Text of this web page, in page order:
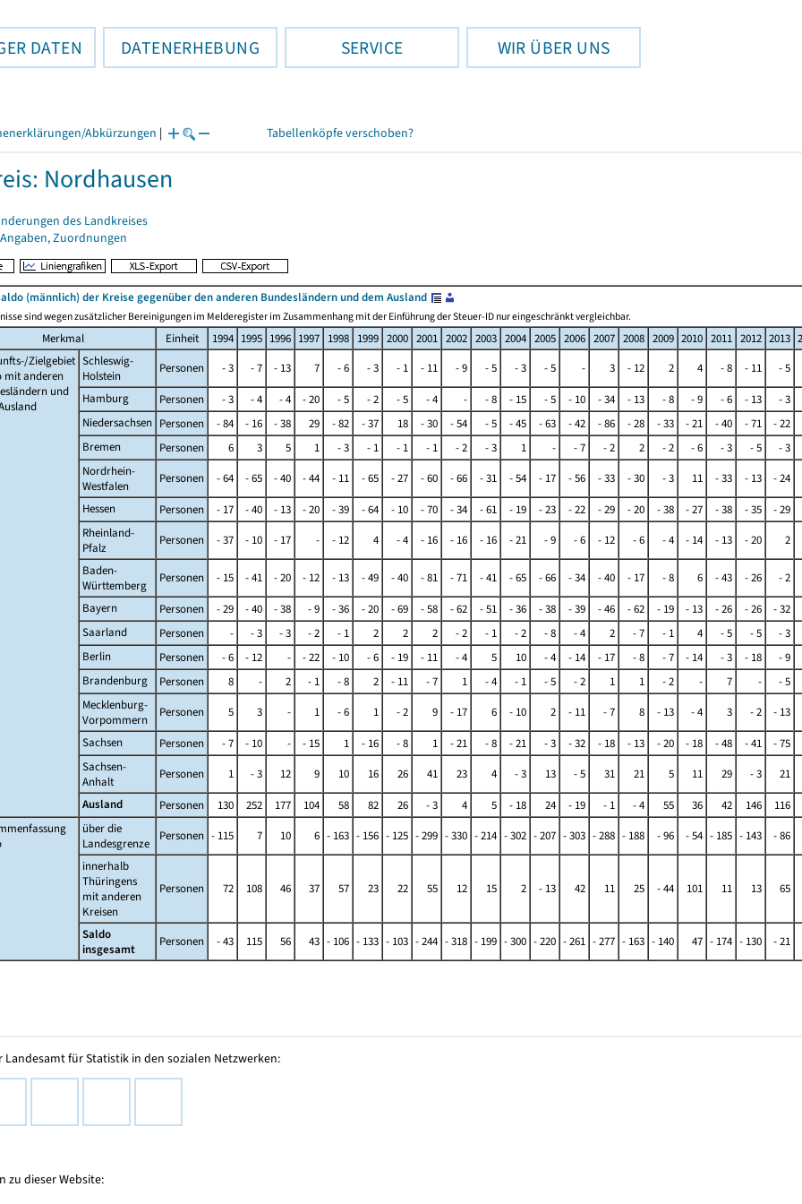
DATEN DATENERHEBUNG SERVICE WIR ÜBER UNS
Abkürzungen | Tabellenköpfe verschoben?
Nordhausen
des Landkreises
Zuordnungen
(männlich) der Kreise gegenüber den anderen Bundesländern und dem Ausland
sind wegen zusätzlicher Bereinigungen im Melderegister im Zusammenhang mit der Einführung der Steuer-ID nur eingeschränkt vergleichbar.
Merkmal Einheit 1994 1995 1996 1997 1998 1999 2000 2001 2002 2003 2004 2005 2006 2007 2008 2009 2010 2011 2012 2013
Zielgebiet
mit anderen
und
Schleswig-
Holstein
Personen - 3 - 7 - 13 7 - 6 - 3 - 1 - 11 - 9 - 5 - 3 - 5 - 3 - 12 2 4 - 8 - 11
- 5
Hamburg
Personen - 3 - 4 - 4 - 20 - 5 - 2 - 5 - 4 - - 8 - 15 - 5 - 10 - 34 - 13 - 8 - 9 - 6 - 13
- 3
Niedersachsen Personen - 84 - 16 - 38 29 - 82 - 37 18 - 30 - 54 - 5 - 45 - 63 - 42 - 86 - 28 - 33 - 21 - 40 - 71
- 22
Bremen
Personen 6 3 5 1 - 3 - 1 - 1 - 1 - 2 - 3 1 - - 7 - 2 2 - 2 - 6 - 3 - 5
- 3
Nordrhein-
Westfalen
Personen - 64 - 65 - 40 - 44 - 11 - 65 - 27 - 60 - 66 - 31 - 54 - 17 - 56 - 33 - 30 - 3 11 - 33 - 13
- 24
Hessen
Personen - 17 - 40 - 13 - 20 - 39 - 64 - 10 - 70 - 34 - 61 - 19 - 23 - 22 - 29 - 20 - 38 - 27 - 38 - 35
- 29
Rheinland-
Pfalz
Personen - 37 - 10 - 17 - - 12 4 - 4 - 16 - 16 - 16 - 21 - 9 - 6 - 12 - 6 - 4 - 14 - 13 - 20
2
Baden-
Württemberg
Personen - 15 - 41 - 20 - 12 - 13 - 49 - 40 - 81 - 71 - 41 - 65 - 66 - 34 - 40 - 17 - 8 6 - 43 - 26
- 2
Bayern
Personen - 29 - 40 - 38 - 9 - 36 - 20 - 69 - 58 - 62 - 51 - 36 - 38 - 39 - 46 - 62 - 19 - 13 - 26 - 26
- 32
Saarland
Personen - - 3 - 3 - 2 - 1 2 2 2 - 2 - 1 - 2 - 8 - 4 2 - 7 - 1 4 - 5 - 5
- 3
Berlin
Personen - 6 - 12 - - 22 - 10 - 6 - 19 - 11 - 4 5 10 - 4 - 14 - 17 - 8 - 7 - 14 - 3 - 18
- 9
Brandenburg
Personen 8 - 2 - 1 - 8 2 - 11 - 7 1 - 4 - 1 - 5 - 2 1 1 - 2 - 7 -
- 5
Mecklenburg-
Vorpommern
Personen 5 3 - 1 - 6 1 - 2 9 - 17 6 - 10 2 - 11 - 7 8 - 13 - 4 3 - 2
- 13
Sachsen
Personen - 7 - 10 - - 15 1 - 16 - 8 1 - 21 - 8 - 21 - 3 - 32 - 18 - 13 - 20 - 18 - 48 - 41
- 75
Sachsen-
Anhalt
Personen 1 - 3 12 9 10 16 26 41 23 4 - 3 13 - 5 31 21 5 11 29 - 3
21
Ausland
Personen 130 252 177 104 58 82 26 - 3 4 5 - 18 24 - 19 - 1 - 4 55 36 42 146
116
über die
Landesgrenze
Personen - 115 7 10 6 - 163 - 156 - 125 - 299 - 330 - 214 - 302 - 207 - 303 - 288 - 188 - 96 - 54 - 185 - 143
- 86
innerhalb
Thüringens
mit anderen
Kreisen
Personen 72 108 46 37 57 23 22 55 12 15 2 - 13 42 11 25 - 44 101 11 13 65
Saldo
insgesamt
Personen - 43 115 56 43 - 106 - 133 - 103 - 244 - 318 - 199 - 300 - 220 - 261 - 277 - 163 - 140 47 - 174 - 130 - 21
Landesamt für Statistik in den sozialen Netzwerken:
zu dieser Website: